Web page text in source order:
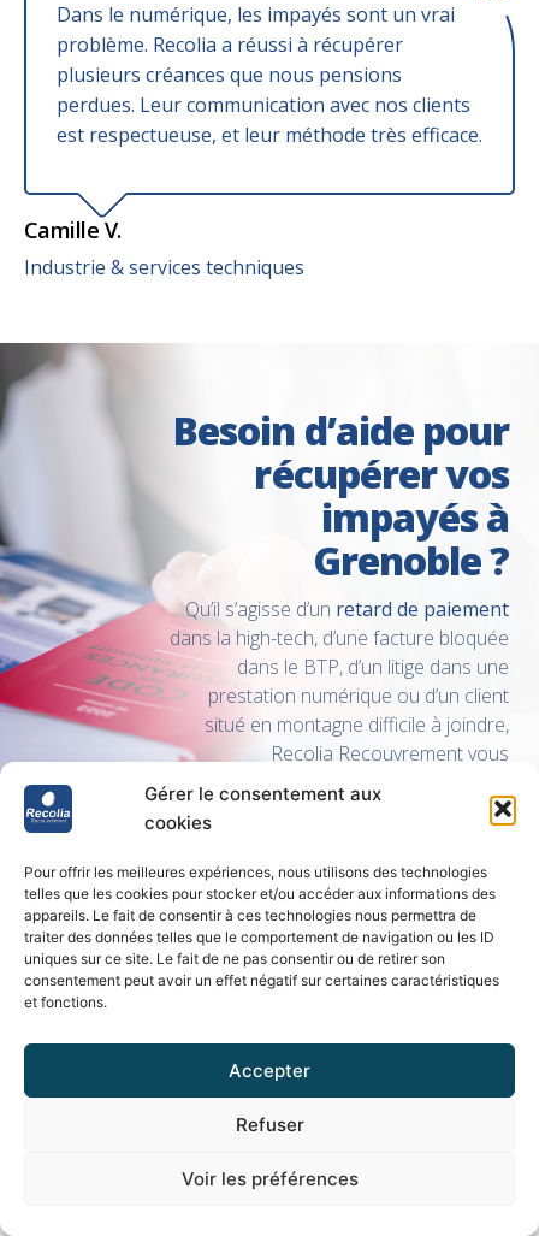
Gérer le consentement aux
cookies
Pour offrir les meilleures expériences, nous utilisons des technologies
telles que les cookies pour stocker et/ou accéder aux informations des
appareils. Le fait de consentir à ces technologies nous permettra de
traiter des données telles que le comportement de navigation ou les ID
uniques sur ce site. Le fait de ne pas consentir ou de retirer son
consentement peut avoir un effet négatif sur certaines caractéristiques
et fonctions.
Accepter
Refuser
Voir les préférences
Dans le numérique, les impayés sont un vrai
problème. Recolia a réussi à récupérer
plusieurs créances que nous pensions
perdues. Leur communication avec nos clients
est respectueuse, et leur méthode très efficace.
Camille V.
Industrie & services techniques
Besoin d’aide pour
récupérer vos
impayés à
Grenoble ?
Qu’il s’agisse d’un retard de paiement
dans la high-tech, d’une facture bloquée
dans le BTP, d’un litige dans une
prestation numérique ou d’un client
situé en montagne difficile à joindre,
Recolia Recouvrement vous
accompagne avec efficacité, méthode et
respect.
Nous contacter
Foire Aux Questions –
Recouvrement de
créances à Grenoble